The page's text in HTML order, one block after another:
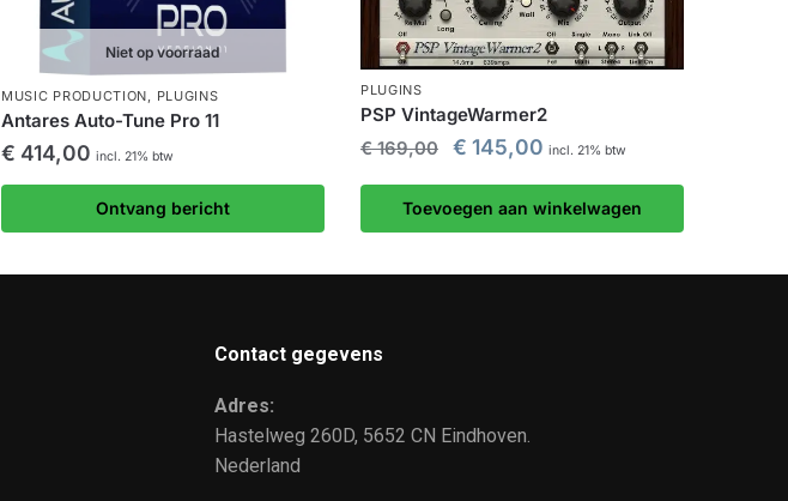
Niet op voorraad
MUSIC PRODUCTION, PLUGINS
Antares Auto-Tune Pro 11
€ 414,00 incl. 21% btw
Ontvang bericht
PLUGINS
PSP VintageWarmer2
€169,00 € 145,00 incl. 21% btw
Toevoegen aan winkelwagen
Contact gegevens
Adres:
Hastelweg 260D, 5652 CN Eindhoven.
Nederland